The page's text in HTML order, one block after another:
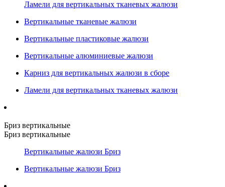
Ламели для вертикальных тканевых жалюзи
Вертикальные тканевые жалюзи
Вертикальные пластиковые жалюзи
Вертикальные алюминиевые жалюзи
Карниз для вертикальных жалюзи в сборе
Ламели для вертикальных тканевых жалюзи
Бриз вертикальные
Бриз вертикальные
Вертикальные жалюзи Бриз
Вертикальные жалюзи Бриз